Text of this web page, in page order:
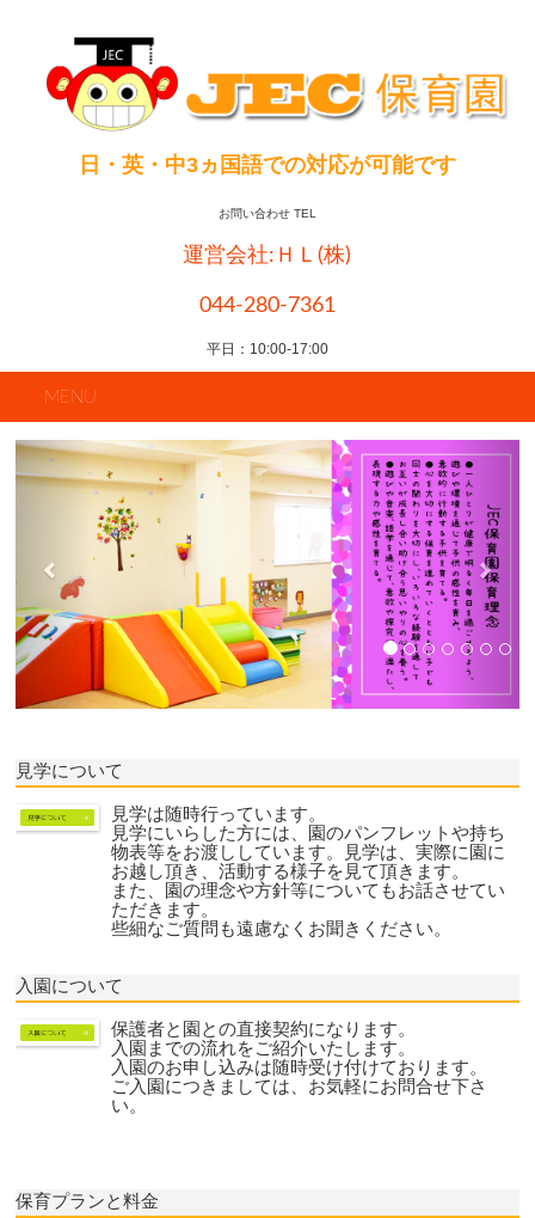
日・英・中3ヵ国語での対応が可能です
お問い合わせ TEL
運営会社:ＨＬ(株)
044-280-7361
平日：10:00-17:00
MENU
Previous
見学について
見学は随時行っています。
見学にいらした方には、園のパンフレットや持ち
物表等をお渡ししています。見学は、実際に園に
お越し頂き、活動する様子を見て頂きます。
また、園の理念や方針等についてもお話させてい
ただきます。
些細なご質問も遠慮なくお聞きください。
入園について
保護者と園との直接契約になります。
入園までの流れをご紹介いたします。
入園のお申し込みは随時受け付けております。
ご入園につきましては、お気軽にお問合せ下さ
い。
保育プランと料金